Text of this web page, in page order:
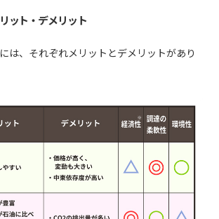
ット・デメリット
は、それぞれメリットとデメリットがあり